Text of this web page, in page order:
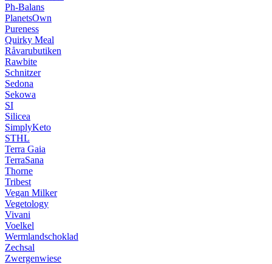
Ph-Balans
PlanetsOwn
Pureness
Quirky Meal
Råvarubutiken
Rawbite
Schnitzer
Sedona
Sekowa
SI
Silicea
SimplyKeto
STHL
Terra Gaia
TerraSana
Thorne
Tribest
Vegan Milker
Vegetology
Vivani
Voelkel
Wermlandschoklad
Zechsal
Zwergenwiese